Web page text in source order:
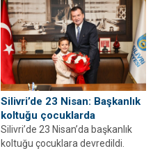
Öğrenciler diplomalarını aldı.
Detaylar...
Silivri’de 23 Nisan: Başkanlık
koltuğu çocuklarda
Silivri’de 23 Nisan’da başkanlık
koltuğu çocuklara devredildi.